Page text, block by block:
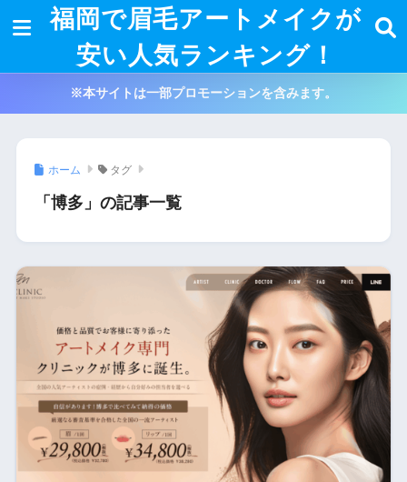
福岡で眉毛アートメイクが
安い人気ランキング！
※本サイトは一部プロモーションを含みます。
ホーム タグ
「博多」の記事一覧